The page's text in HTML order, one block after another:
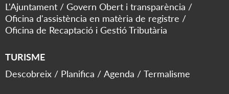
L'Ajuntament
Govern Obert i transparència
Oficina d'assistència en matèria de registre
Oficina de Recaptació i Gestió Tributària
TURISME
Descobreix
Planifica Agenda Termalisme